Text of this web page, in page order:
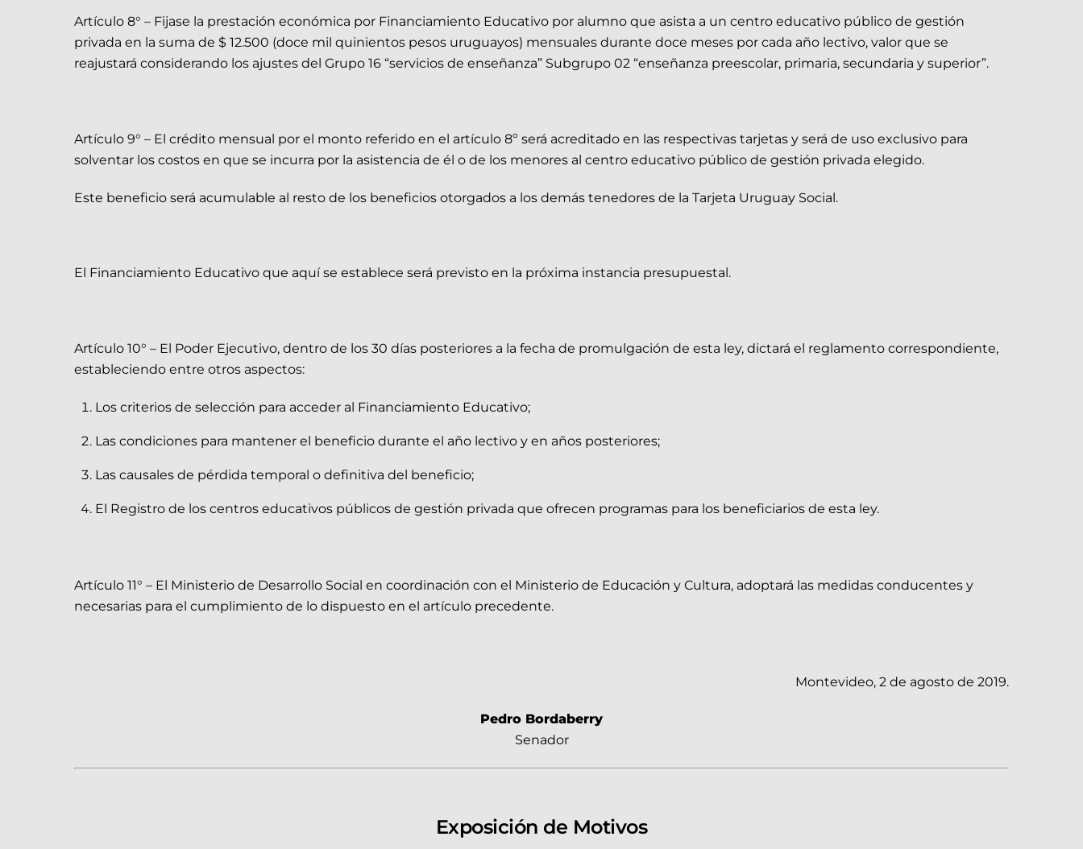
Artículo 8° – Fijase la prestación económica por Financiamiento Educativo por alumno que asista a un centro educativo público de gestión
privada en la suma de $ 12.500 (doce mil quinientos pesos uruguayos) mensuales durante doce meses por cada año lectivo, valor que se
reajustará considerando los ajustes del Grupo 16 “servicios de enseñanza” Subgrupo 02 “enseñanza preescolar, primaria, secundaria y superior”.
Artículo 9° – El crédito mensual por el monto referido en el artículo 8º será acreditado en las respectivas tarjetas y será de uso exclusivo para
solventar los costos en que se incurra por la asistencia de él o de los menores al centro educativo público de gestión privada elegido.
Este beneficio será acumulable al resto de los beneficios otorgados a los demás tenedores de la Tarjeta Uruguay Social.
El Financiamiento Educativo que aquí se establece será previsto en la próxima instancia presupuestal.
Artículo 10° – El Poder Ejecutivo, dentro de los 30 días posteriores a la fecha de promulgación de esta ley, dictará el reglamento correspondiente,
estableciendo entre otros aspectos:
Los criterios de selección para acceder al Financiamiento Educativo;
Las condiciones para mantener el beneficio durante el año lectivo y en años posteriores;
Las causales de pérdida temporal o definitiva del beneficio;
El Registro de los centros educativos públicos de gestión privada que ofrecen programas para los beneficiarios de esta ley.
Artículo 11° – El Ministerio de Desarrollo Social en coordinación con el Ministerio de Educación y Cultura, adoptará las medidas conducentes y
necesarias para el cumplimiento de lo dispuesto en el artículo precedente.
Montevideo, 2 de agosto de 2019.
Pedro Bordaberry
Senador
Exposición de Motivos